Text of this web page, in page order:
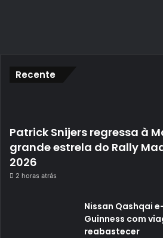
Recente
Patrick Snijers regressa à
grande estrela do Rally
2026
2 horas atrás
Nissan Qashqai
Guinness com
reabastecer